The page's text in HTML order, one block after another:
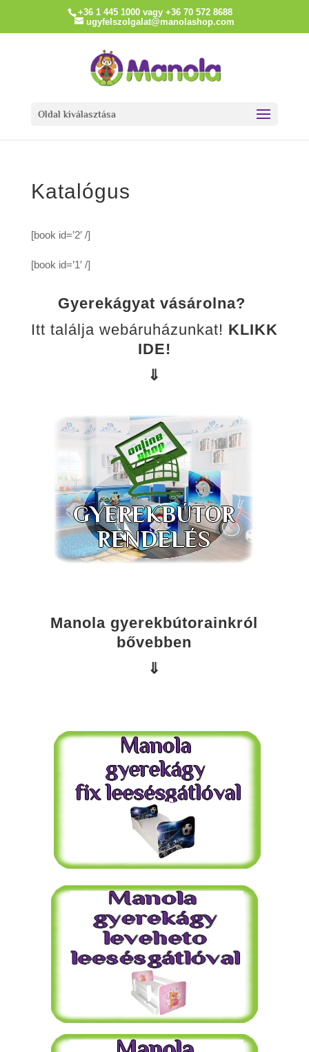
+36 1 445 1000 vagy +36 70 572 8688
ugyfelszolgalat@manolashop.com
Oldal kiválasztása
Katalógus
[book id=’2′ /]
[book id=’1′ /]
Gyerekágyat vásárolna?
Itt találja webáruházunkat! KLIKK
IDE!
⇓
Manola gyerekbútorainkról
bővebben
⇓